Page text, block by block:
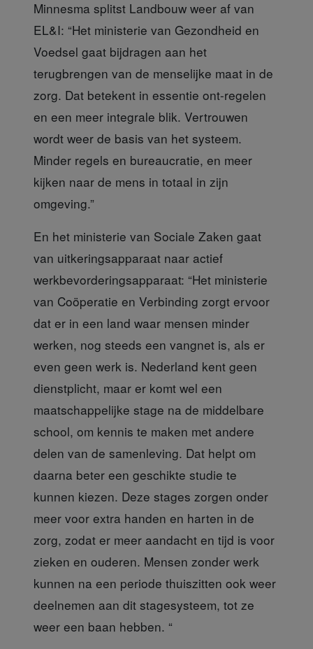
Minnesma splitst Landbouw weer af van
EL&I: “Het ministerie van Gezondheid en
Voedsel gaat bijdragen aan het
terugbrengen van de menselijke maat in de
zorg. Dat betekent in essentie ont-regelen
en een meer integrale blik. Vertrouwen
wordt weer de basis van het systeem.
Minder regels en bureaucratie, en meer
kijken naar de mens in totaal in zijn
omgeving.”
En het ministerie van Sociale Zaken gaat
van uitkeringsapparaat naar actief
werkbevorderingsapparaat: “Het ministerie
van Coöperatie en Verbinding zorgt ervoor
dat er in een land waar mensen minder
werken, nog steeds een vangnet is, als er
even geen werk is. Nederland kent geen
dienstplicht, maar er komt wel een
maatschappelijke stage na de middelbare
school, om kennis te maken met andere
delen van de samenleving. Dat helpt om
daarna beter een geschikte studie te
kunnen kiezen. Deze stages zorgen onder
meer voor extra handen en harten in de
zorg, zodat er meer aandacht en tijd is voor
zieken en ouderen. Mensen zonder werk
kunnen na een periode thuiszitten ook weer
deelnemen aan dit stagesysteem, tot ze
weer een baan hebben. “